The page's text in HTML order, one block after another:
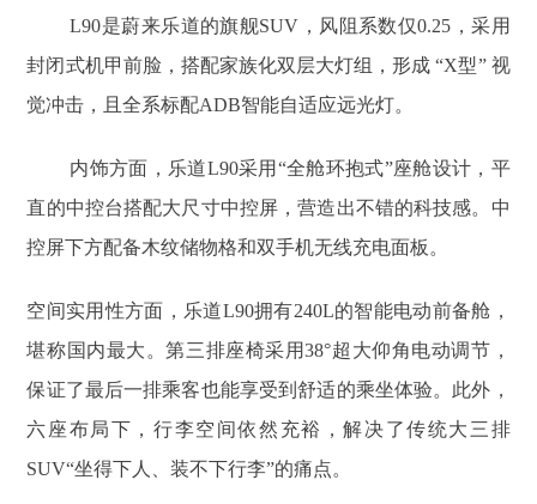
L90是蔚来乐道的旗舰SUV，风阻系数仅0.25，采用
封闭式机甲前脸，搭配家族化双层大灯组，形成 “X型” 视
觉冲击，且全系标配ADB智能自适应远光灯。
内饰方面，乐道L90采用“全舱环抱式”座舱设计，平
直的中控台搭配大尺寸中控屏，营造出不错的科技感。中
控屏下方配备木纹储物格和双手机无线充电面板。
空间实用性方面，乐道L90拥有240L的智能电动前备舱，
堪称国内最大。第三排座椅采用38°超大仰角电动调节，
保证了最后一排乘客也能享受到舒适的乘坐体验。此外，
六座布局下，行李空间依然充裕，解决了传统大三排
SUV“坐得下人、装不下行李”的痛点。